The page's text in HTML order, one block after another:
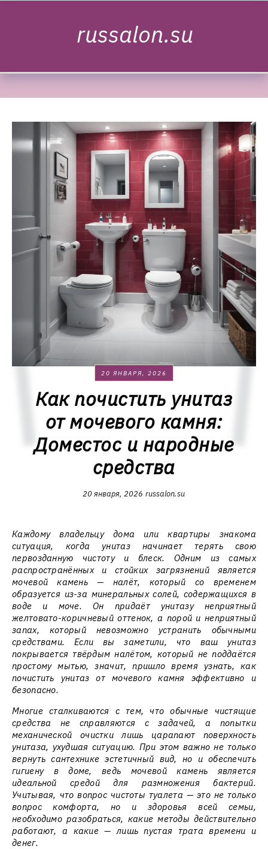
russalon.su
20 ЯНВАРЯ, 2026
Как почистить унитаз
от мочевого камня:
Доместос и народные
средства
20 января, 2026 russalon.su
Каждому владельцу дома или квартиры знакома
ситуация, когда унитаз начинает терять свою
первозданную чистоту и блеск. Одним из самых
распространённых и стойких загрязнений является
мочевой камень — налёт, который со временем
образуется из-за минеральных солей, содержащихся в
воде и моче. Он придаёт унитазу неприятный
желтовато-коричневый оттенок, а порой и неприятный
запах, который невозможно устранить обычными
средствами. Если вы заметили, что ваш унитаз
покрывается твёрдым налётом, который не поддаётся
простому мытью, значит, пришло время узнать, как
почистить унитаз от мочевого камня эффективно и
безопасно.
Многие сталкиваются с тем, что обычные чистящие
средства не справляются с задачей, а попытки
механической очистки лишь царапают поверхность
унитаза, ухудшая ситуацию. При этом важно не только
вернуть сантехнике эстетичный вид, но и обеспечить
гигиену в доме, ведь мочевой камень является
идеальной средой для размножения бактерий.
Учитывая, что вопрос чистоты туалета — это не только
вопрос комфорта, но и здоровья всей семьи,
необходимо разобраться, какие методы действительно
работают, а какие — лишь пустая трата времени и
денег.